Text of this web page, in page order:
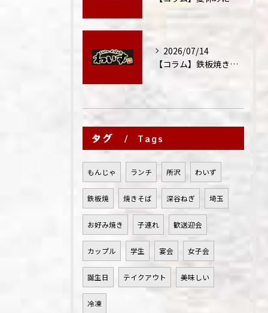
2026/07/14
【コラム】鉄板焼きが"コミュニケーション飯"と呼ばれる理由
タグ Tags
もんじゃ ランチ 所沢 わいず
鉄板焼 焼きそば 深谷ねぎ 埼玉
お好み焼き 子連れ 歓送迎会
カップル 学生 宴会 女子会
誕生日 テイクアウト 美味しい
冷凍